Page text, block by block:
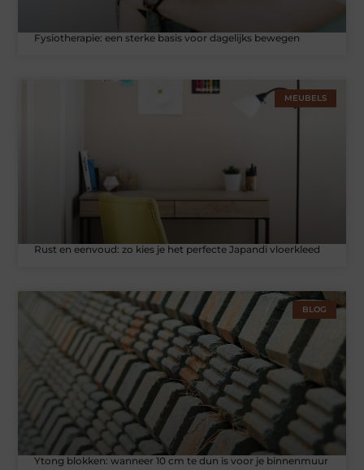
Fysiotherapie: een sterke basis voor dagelijks bewegen
MEUBELS
Rust en eenvoud: zo kies je het perfecte Japandi vloerkleed
BLOG
Ytong blokken: wanneer 10 cm te dun is voor je binnenmuur